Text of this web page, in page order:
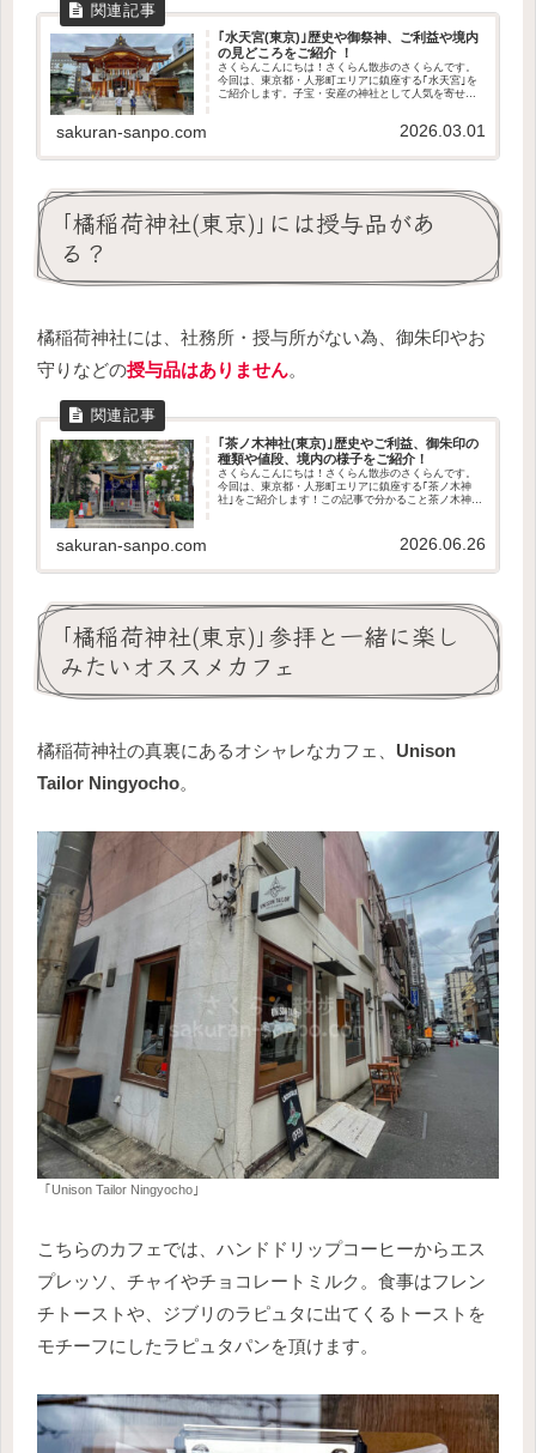
｢水天宮(東京)｣歴史や御祭神、ご利益や境内
の見どころをご紹介 ！
さくらんこんにちは！さくらん散歩のさくらんです。
今回は、東京都・人形町エリアに鎮座する｢水天宮｣を
ご紹介します。子宝・安産の神社として人気を寄せ、
sakuran-sanpo.com 2026.03.01
｢橘稲荷神社(東京)｣には授与品があ
る？
橘稲荷神社には、社務所・授与所がない為、御朱印やお
守りなどの授与品はありません。
｢茶ノ木神社(東京)｣歴史やご利益、御朱印の
種類や値段、境内の様子をご紹介！
さくらんこんにちは！さくらん散歩のさくらんです。
今回は、東京都・人形町エリアに鎮座する｢茶ノ木神
社｣をご紹介します！この記事で分かること茶ノ木神社
sakuran-sanpo.com 2026.06.26
｢橘稲荷神社(東京)｣参拝と一緒に楽し
みたいオススメカフェ
橘稲荷神社の真裏にあるオシャレなカフェ、 Unison
Tailor Ningyocho。
｢Unison Tailor Ningyocho｣
こちらのカフェでは、ハンドドリップコーヒーからエス
プレッソ、チャイやチョコレートミルク。食事はフレン
チトーストや、ジブリのラピュタに出てくるトーストを
モチーフにしたラピュタパンを頂けます。